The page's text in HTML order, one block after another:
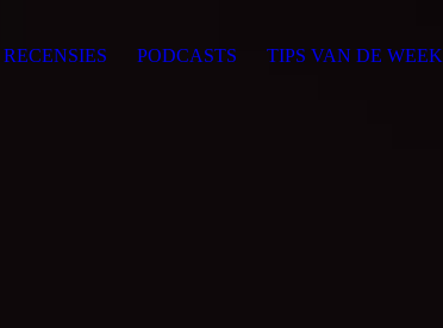
RECENSIES PODCASTS TIPS VAN DE WEEK